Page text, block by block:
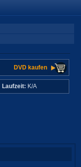
DVD kaufen
Laufzeit: K/A